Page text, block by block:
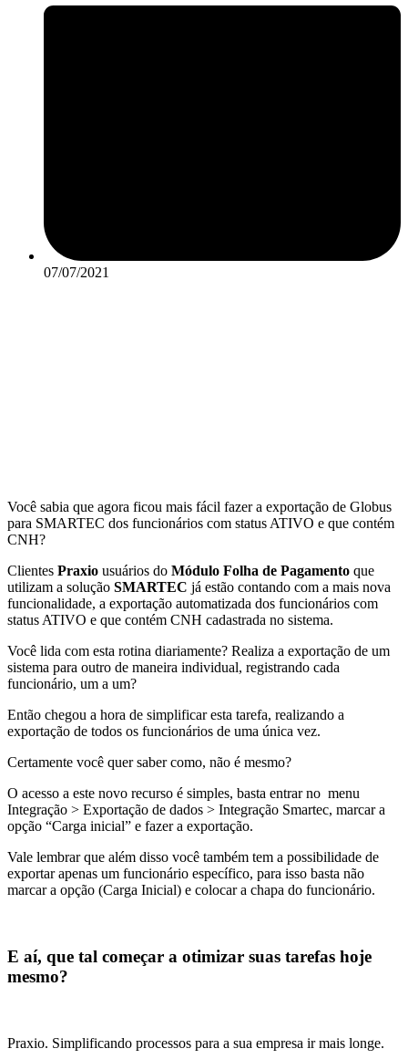
07/07/2021
Você sabia que agora ficou mais fácil fazer a exportação de Globus
para SMARTEC dos funcionários com status ATIVO e que contém
CNH?
Clientes Praxio usuários do Módulo Folha de Pagamento que
utilizam a solução SMARTEC já estão contando com a mais nova
funcionalidade, a exportação automatizada dos funcionários com
status ATIVO e que contém CNH cadastrada no sistema.
Você lida com esta rotina diariamente? Realiza a exportação de um
sistema para outro de maneira individual, registrando cada
funcionário, um a um?
Então chegou a hora de simplificar esta tarefa, realizando a
exportação de todos os funcionários de uma única vez.
Certamente você quer saber como, não é mesmo?
O acesso a este novo recurso é simples, basta entrar no menu
Integração > Exportação de dados > Integração Smartec, marcar a
opção “Carga inicial” e fazer a exportação.
Vale lembrar que além disso você também tem a possibilidade de
exportar apenas um funcionário específico, para isso basta não
marcar a opção (Carga Inicial) e colocar a chapa do funcionário.
E aí, que tal começar a otimizar suas tarefas hoje
mesmo?
Praxio. Simplificando processos para a sua empresa ir mais longe.